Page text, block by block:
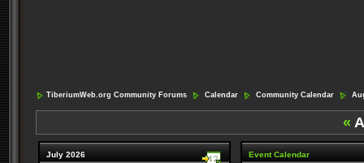
TiberiumWeb.org Community Forums Calendar Community Calendar
«
July 2026 Event Calendar